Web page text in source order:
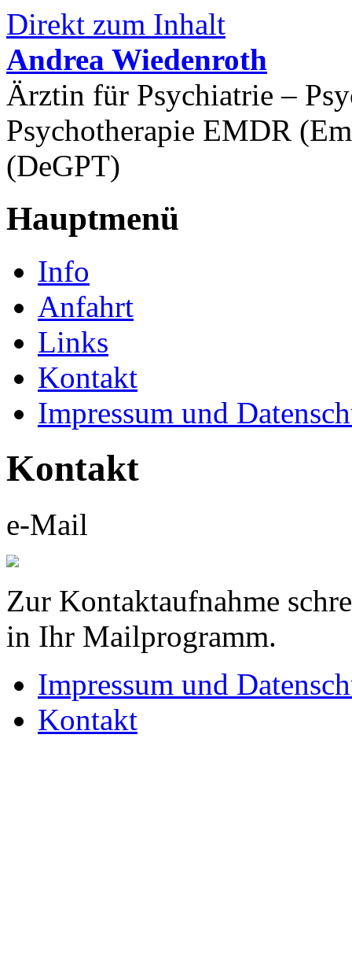
Direkt zum Inhalt
Andrea Wiedenroth
Ärztin für Psychiatrie –
Psychotherapie EMDR
(DeGPT)
Hauptmenü
Info
Anfahrt
Links
Kontakt
Impressum und
Kontakt
e-Mail
Zur Kontaktaufnahme
in Ihr Mailprogramm.
Impressum und
Kontakt